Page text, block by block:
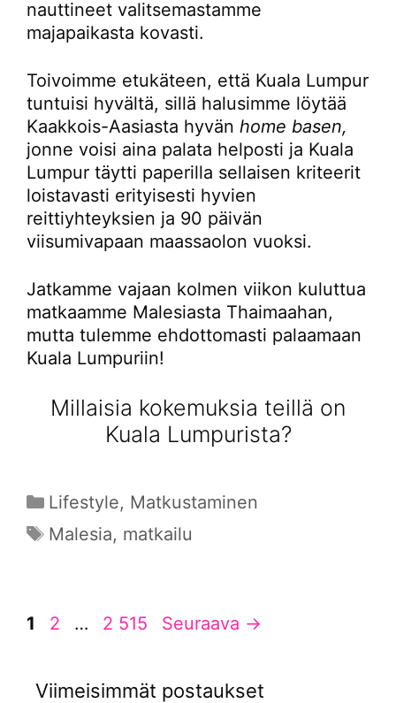
nauttineet valitsemastamme
majapaikasta kovasti.
Toivoimme etukäteen, että Kuala Lumpur
tuntuisi hyvältä, sillä halusimme löytää
Kaakkois-Aasiasta hyvän home basen,
jonne voisi aina palata helposti ja Kuala
Lumpur täytti paperilla sellaisen kriteerit
loistavasti erityisesti hyvien
reittiyhteyksien ja 90 päivän
viisumivapaan maassaolon vuoksi.
Jatkamme vajaan kolmen viikon kuluttua
matkaamme Malesiasta Thaimaahan,
mutta tulemme ehdottomasti palaamaan
Kuala Lumpuriin!
Millaisia kokemuksia teillä on
Kuala Lumpurista?
Kategoriat
Lifestyle, Matkustaminen
Avainsanat
Malesia, matkailu
Sivu
1 Sivu
2 … Sivu
2 515 Seuraava →
Viimeisimmät postaukset